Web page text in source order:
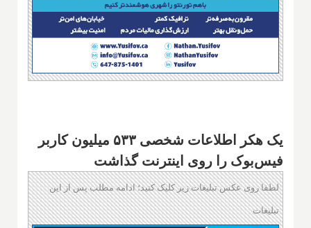
یک هکر اطلاعات شخصی ۵۳۳ میلیون کاربر
فیس‌بوک را روی اینترنت گذاشت
لطفا روی عکس تبلیغات زیر کلیک کنید؛ ادامه مطلب پس از این
تبلیغات